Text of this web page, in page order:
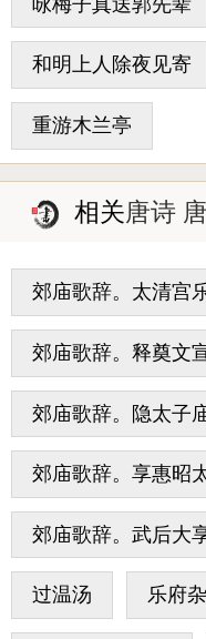
和明上人除夜见寄
重游木兰亭
相关唐诗
郊庙歌辞。太清宫
郊庙歌辞。释奠文
郊庙歌辞。隐太子
郊庙歌辞。享惠昭
郊庙歌辞。武后大
过温汤 乐府